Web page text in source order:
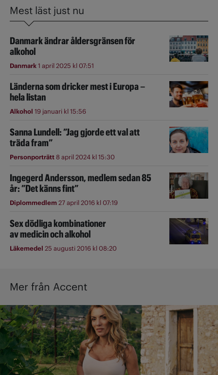
Mest läst just nu
Danmark ändrar åldersgränsen för
alkohol
Danmark1 april 2025 kl 07:51
Länderna som dricker mest i Europa –
hela listan
Alkohol 19 januari kl 15:56
Sanna Lundell: ”Jag gjorde ett val att
träda fram”
Personporträtt8 april 2024 kl 15:30
Ingegerd Andersson, medlem sedan 85
år: ”Det känns fint”
Diplommedlem27 april 2016 kl 07:19
Sex dödliga kombinationer
av medicin och alkohol
Läkemedel 25 augusti 2016 kl 08:20
Mer från Accent